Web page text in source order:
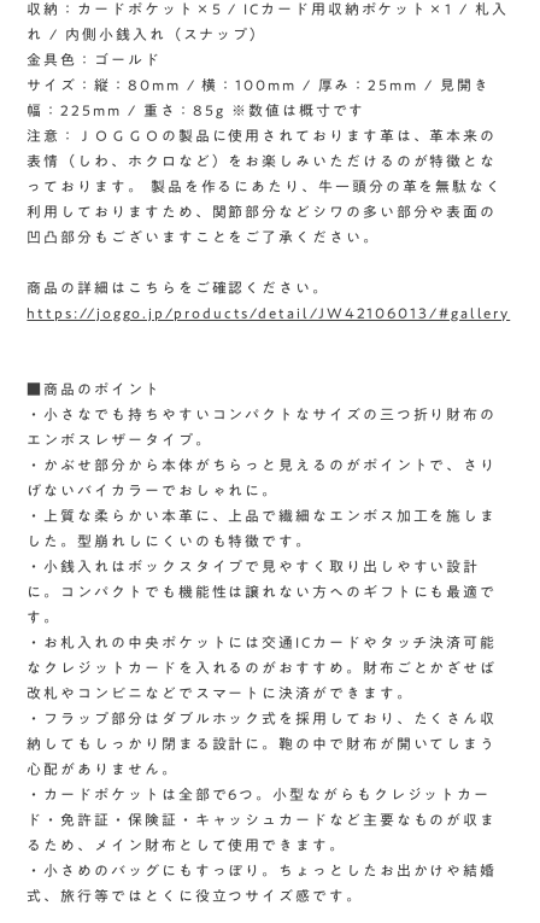
収納：カードポケット×5 / ICカード用収納ポケット×1 / 札入
れ / 内側小銭入れ（スナップ）
金具色：ゴールド
サイズ：縦：80mm / 横：100mm / 厚み：25mm / 見開き
幅：225mm / 重さ：85g ※数値は概寸です
注意：ＪＯＧＧＯの製品に使用されております革は、革本来の
表情（しわ、ホクロなど）をお楽しみいただけるのが特徴とな
っております。 製品を作るにあたり、牛一頭分の革を無駄なく
利用しておりますため、関節部分などシワの多い部分や表面の
凹凸部分もございますことをご了承ください。
商品の詳細はこちらをご確認ください。
https://joggo.jp/products/detail/JW42106013/#gallery
■商品のポイント
・小さなでも持ちやすいコンパクトなサイズの三つ折り財布の
エンボスレザータイプ。
・かぶせ部分から本体がちらっと見えるのがポイントで、さり
げないバイカラーでおしゃれに。
・上質な柔らかい本革に、上品で繊細なエンボス加工を施しま
した。型崩れしにくいのも特徴です。
・小銭入れはボックスタイプで見やすく取り出しやすい設計
に。コンパクトでも機能性は譲れない方へのギフトにも最適で
す。
・お札入れの中央ポケットには交通ICカードやタッチ決済可能
なクレジットカードを入れるのがおすすめ。財布ごとかざせば
改札やコンビニなどでスマートに決済ができます。
・フラップ部分はダブルホック式を採用しており、たくさん収
納してもしっかり閉まる設計に。鞄の中で財布が開いてしまう
心配がありません。
・カードポケットは全部で6つ。小型ながらもクレジットカー
ド・免許証・保険証・キャッシュカードなど主要なものが収ま
るため、メイン財布として使用できます。
・小さめのバッグにもすっぽり。ちょっとしたお出かけや結婚
式、旅行等ではとくに役立つサイズ感です。